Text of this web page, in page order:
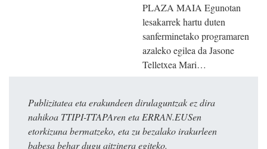
PLAZA MAIA Egunotan
lesakarrek hartu duten
sanferminetako programaren
azaleko egilea da Jasone
Telletxea Mari…
Publizitatea eta erakundeen dirulaguntzak ez dira
nahikoa TTIPI-TTAPAren eta ERRAN.EUSen
etorkizuna bermatzeko, eta zu bezalako irakurleen
babesa behar dugu aitzinera egiteko.